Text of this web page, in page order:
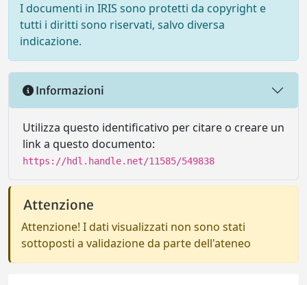
I documenti in IRIS sono protetti da copyright e
tutti i diritti sono riservati, salvo diversa
indicazione.
Informazioni
Utilizza questo identificativo per citare o creare un
link a questo documento:
https://hdl.handle.net/11585/549838
Attenzione
Attenzione! I dati visualizzati non sono stati
sottoposti a validazione da parte dell'ateneo